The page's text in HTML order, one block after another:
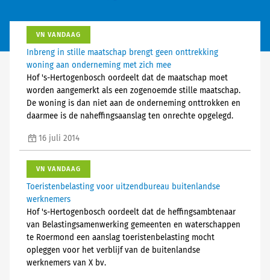
VN VANDAAG
Inbreng in stille maatschap brengt geen onttrekking
woning aan onderneming met zich mee
Hof 's-Hertogenbosch oordeelt dat de maatschap moet
worden aangemerkt als een zogenoemde stille maatschap.
De woning is dan niet aan de onderneming onttrokken en
daarmee is de naheffingsaanslag ten onrechte opgelegd.
16 juli 2014
VN VANDAAG
Toeristenbelasting voor uitzendbureau buitenlandse
werknemers
Hof 's-Hertogenbosch oordeelt dat de heffingsambtenaar
van Belastingsamenwerking gemeenten en waterschappen
te Roermond een aanslag toeristenbelasting mocht
opleggen voor het verblijf van de buitenlandse
werknemers van X bv.